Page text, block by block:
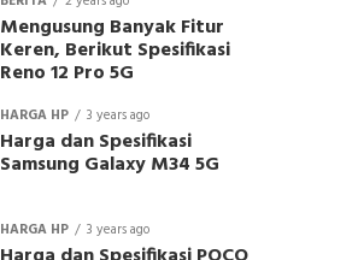
Mengusung Banyak Fitur
Keren, Berikut Spesifikasi
Reno 12 Pro 5G
HARGA HP 3 years ago
Harga dan Spesifikasi
Samsung Galaxy M34 5G
HARGA HP 3 years ago